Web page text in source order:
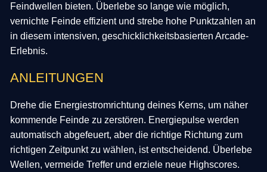
Feindwellen bieten. Überlebe so lange wie möglich,
vernichte Feinde effizient und strebe hohe Punktzahlen an
in diesem intensiven, geschicklichkeitsbasierten Arcade-
Erlebnis.
ANLEITUNGEN
Drehe die Energiestromrichtung deines Kerns, um näher
kommende Feinde zu zerstören. Energiepulse werden
automatisch abgefeuert, aber die richtige Richtung zum
richtigen Zeitpunkt zu wählen, ist entscheidend. Überlebe
Wellen, vermeide Treffer und erziele neue Highscores.